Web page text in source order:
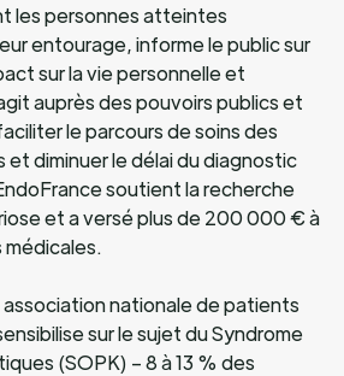
les personnes atteintes
entourage, informe le public sur
sur la vie personnelle et
auprès des pouvoirs publics et
le parcours de soins des
diminuer le délai du diagnostic
soutient la recherche
et a versé plus de 200 000 € à
association nationale de patients
sur le sujet du Syndrome
(SOPK) – 8 à 13 % des